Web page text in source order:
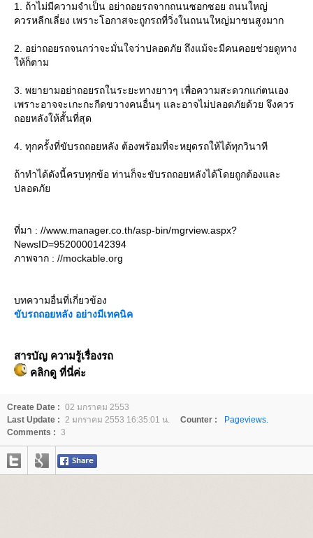
1. ถ้าไม่มีความจำเป็น อย่าถอยรถจากถนนซอกซอย ถนนใหญ่
ควรหลีกเลี่ยง เพราะโอกาสจะถูกรถที่วิ่งในถนนใหญ่มาชนสูงมาก
2. อย่าถอยรถจนกว่าจะมั่นใจว่าปลอดภัย ถึงแม้จะมีคนคอยช่วยดูทาง
ห้ก็ตาม
3. พยายามอย่าถอยรถในระยะทางยาวๆ เพื่อความสะดวกแก่ตนเอง
เพราะอาจจะเกะกะกีดขวางคนอื่นๆ และอาจไม่ปลอดภัยด้วย จึงควร
ถอยหลังให้สั้นที่สุด
4. ทุกครั้งที่ขับรถถอยหลัง ต้องพร้อมที่จะหยุดรถให้ได้ทุกวินาที
ถ้าทำได้ดังนี้ครบทุกข้อ ท่านก็จะขับรถถอยหลังได้โดยถูกต้องและ
ปลอดภั
ที่มา : //www.manager.co.th/asp-bin/mgrview.aspx?
NewsID=9520000142394
ภาพจาก : //mockable.org
บทความอื่นที่เกี่ยวข้อง
ขับรถถอยหลัง อย่างมีเทคนิค
สารบัญ ความรู้เรื่องรถ
คลิกดู ที่นี่ค่ะ
Create Date : 02 มกราคม 2553
Last Update : 2 มกราคม 2553 16:35:01 น. Counter :
Pageviews.
Comments : 3